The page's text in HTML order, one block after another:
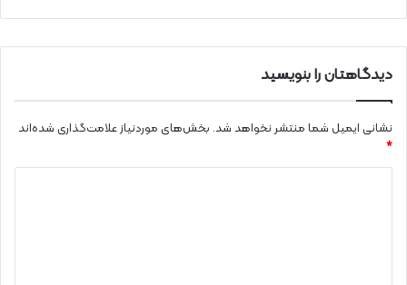
دیدگاهتان را بنویسید
نشانی ایمیل شما منتشر نخواهد شد. بخش‌های موردنیاز علامت‌گذاری شده‌اند
*